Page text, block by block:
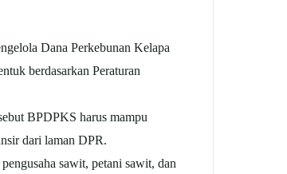
Dana Perkebunan Kelapa
berdasarkan Peraturan
BPDPKS harus mampu
dari laman DPR.
sawit, petani sawit, dan